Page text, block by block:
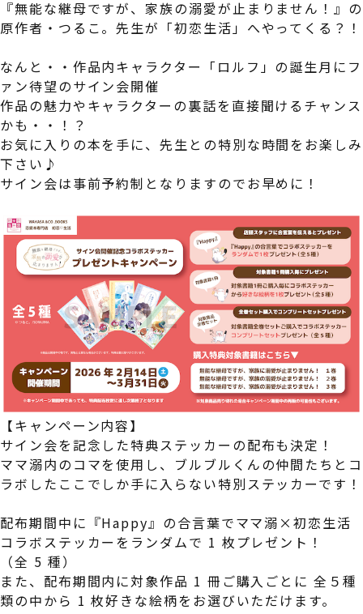
『無能な継母ですが、家族の溺愛が止まりません！』の
原作者・つるこ。先生が「初恋生活」へやってくる？！
なんと・・作品内キャラクター「ロルフ」の誕生月にフ
ァン待望のサイン会開催
作品の魅力やキャラクターの裏話を直接聞けるチャンス
かも・・！？
お気に入りの本を手に、先生との特別な時間をお楽しみ
下さい♪
サイン会は事前予約制となりますのでお早めに！
【キャンペーン内容】
サイン会を記念した特典ステッカーの配布も決定！
ママ溺内のコマを使用し、ブルブルくんの仲間たちとコ
ラボしたここでしか手に入らない特別ステッカーです！
配布期間中に『Happy』の合言葉でママ溺×初恋生活
コラボステッカーをランダムで 1 枚プレゼント！
（全 5 種）
また、配布期間内に対象作品 1 冊ご購入ごとに 全５種
類の中から 1 枚好きな絵柄をお選びいただけます。